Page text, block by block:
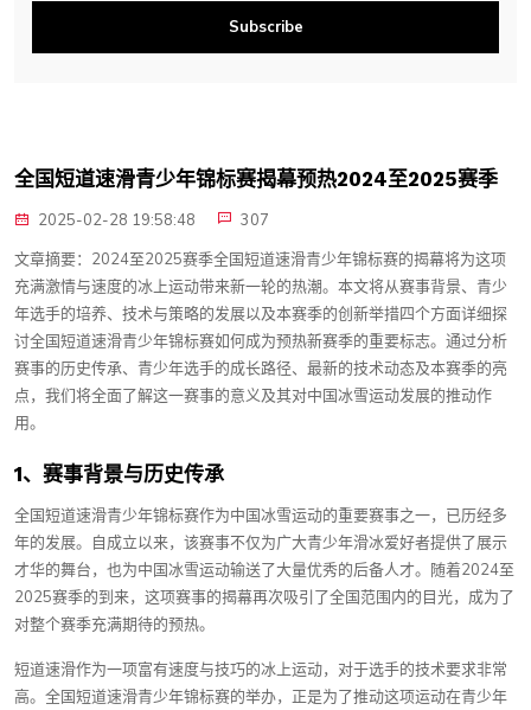
Subscribe
全国短道速滑青少年锦标赛揭幕预热2024至2025赛季
2025-02-28 19:58:48
307
文章摘要：2024至2025赛季全国短道速滑青少年锦标赛的揭幕将为这项
充满激情与速度的冰上运动带来新一轮的热潮。本文将从赛事背景、青少
年选手的培养、技术与策略的发展以及本赛季的创新举措四个方面详细探
讨全国短道速滑青少年锦标赛如何成为预热新赛季的重要标志。通过分析
赛事的历史传承、青少年选手的成长路径、最新的技术动态及本赛季的亮
点，我们将全面了解这一赛事的意义及其对中国冰雪运动发展的推动作
用。
1、赛事背景与历史传承
全国短道速滑青少年锦标赛作为中国冰雪运动的重要赛事之一，已历经多
年的发展。自成立以来，该赛事不仅为广大青少年滑冰爱好者提供了展示
才华的舞台，也为中国冰雪运动输送了大量优秀的后备人才。随着2024至
2025赛季的到来，这项赛事的揭幕再次吸引了全国范围内的目光，成为了
对整个赛季充满期待的预热。
短道速滑作为一项富有速度与技巧的冰上运动，对于选手的技术要求非常
高。全国短道速滑青少年锦标赛的举办，正是为了推动这项运动在青少年